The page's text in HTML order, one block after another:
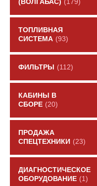
(ВОЛГАБАС) (179)
ТОПЛИВНАЯ
СИСТЕМА (93)
ФИЛЬТРЫ (112)
КАБИНЫ В
СБОРЕ (20)
ПРОДАЖА
СПЕЦТЕХНИКИ (23)
ДИАГНОСТИЧЕСКОЕ
ОБОРУДОВАНИЕ (1)